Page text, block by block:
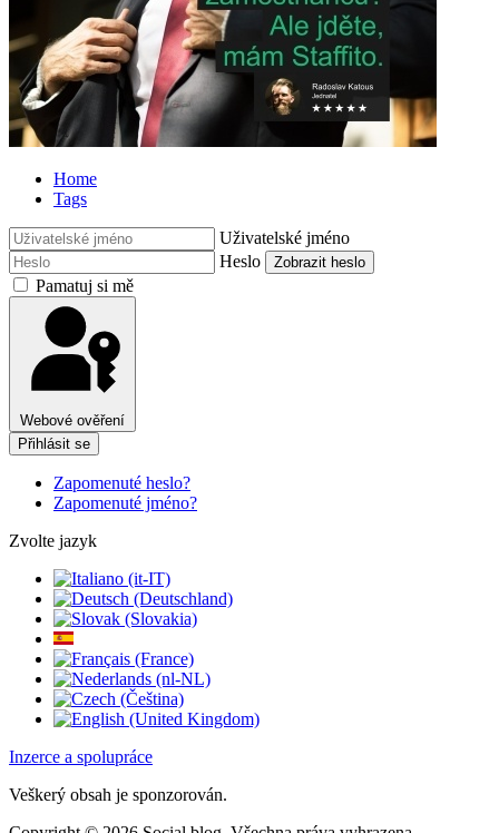
Home
Tags
Uživatelské jméno
Heslo
Zobrazit heslo
Pamatuj si mě
Webové ověření
Přihlásit se
Zapomenuté heslo?
Zapomenuté jméno?
Zvolte jazyk
Inzerce a spolupráce
Veškerý obsah je sponzorován.